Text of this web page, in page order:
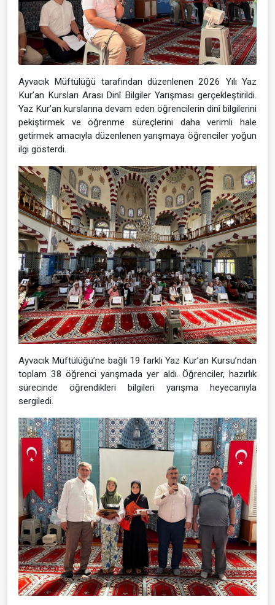
Ayvacık Müftülüğü tarafından düzenlenen 2026 Yılı Yaz
Kur’an Kursları Arası Dinî Bilgiler Yarışması gerçekleştirildi.
Yaz Kur’an kurslarına devam eden öğrencilerin dinî bilgilerini
pekiştirmek ve öğrenme süreçlerini daha verimli hale
getirmek amacıyla düzenlenen yarışmaya öğrenciler yoğun
ilgi gösterdi.
Ayvacık Müftülüğü’ne bağlı 19 farklı Yaz Kur’an Kursu’ndan
toplam 38 öğrenci yarışmada yer aldı. Öğrenciler, hazırlık
sürecinde öğrendikleri bilgileri yarışma heyecanıyla
sergiledi.